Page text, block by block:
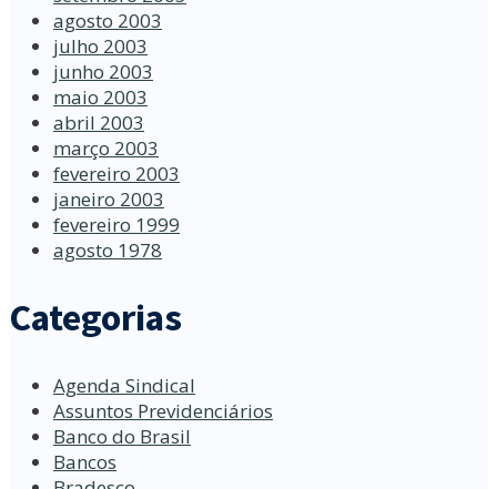
agosto 2003
julho 2003
junho 2003
maio 2003
abril 2003
março 2003
fevereiro 2003
janeiro 2003
fevereiro 1999
agosto 1978
Categorias
Agenda Sindical
Assuntos Previdenciários
Banco do Brasil
Bancos